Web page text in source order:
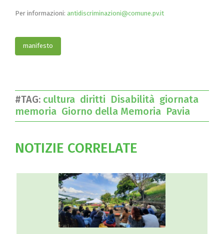
Per informazioni: antidiscriminazioni@comune.pv.it
manifesto
#TAG: cultura diritti Disabilità giornata
memoria Giorno della Memoria Pavia
NOTIZIE CORRELATE